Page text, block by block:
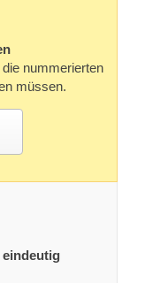
nummerierten
müssen.
eindeutig